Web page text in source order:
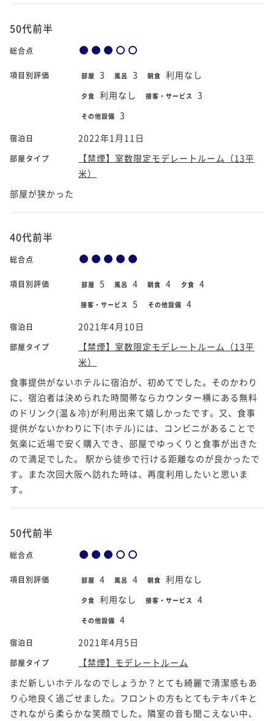
50代前半
総合点
項目別評価 部屋 3 風呂 3 朝食 利用なし
夕食 利用なし 接客・サービス 3
その他設備 3
宿泊日 2022年1月11日
部屋タイプ
【禁煙】室数限定モデレートルーム（13平
米）
部屋が狭かった
40代前半
総合点
項目別評価 部屋 5 風呂 4 朝食 4 夕食 4
接客・サービス 5 その他設備 4
宿泊日 2021年4月10日
部屋タイプ
【禁煙】室数限定モデレートルーム（13平
米）
食事提供がないホテルに宿泊が、初めてでした。そのかわり
に、宿泊者は決められた時間帯ならカウンター横にある無料
のドリンク(温＆冷)が利用出来て嬉しかったです。又、食事
提供がないかわりに下(ホテル)には、コンビニがあることで
気楽に近場で安く購入でき、部屋でゆっくりと食事が出きた
ので満足でした。 駅から徒歩で行ける距離なのが良かったで
す。また次回大阪へ訪れた時は、再度利用したいと思いま
す。
50代前半
総合点
項目別評価 部屋 4 風呂 4 朝食 利用なし
夕食 利用なし 接客・サービス 4
その他設備 4
宿泊日 2021年4月5日
部屋タイプ
【禁煙】モデレートルーム
まだ新しいホテルなのでしょうか？とても綺麗で清潔感もあ
り心地良く過ごせました。フロントの方もとてもテキパキと
されながら柔らかな笑顔でした。隣室の音も聞こえない中、